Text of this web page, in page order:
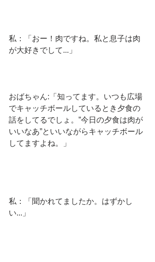
私：「おー！肉ですね。私と息子は肉
が大好きでして...」
おばちゃん:「知ってます。いつも広場
でキャッチボールしているとき夕食の
話をしてるでしょ。”今日の夕食は肉が
いいなあ”といいながらキャッチボール
してますよね。」
私：「聞かれてましたか。はずかし
い...」